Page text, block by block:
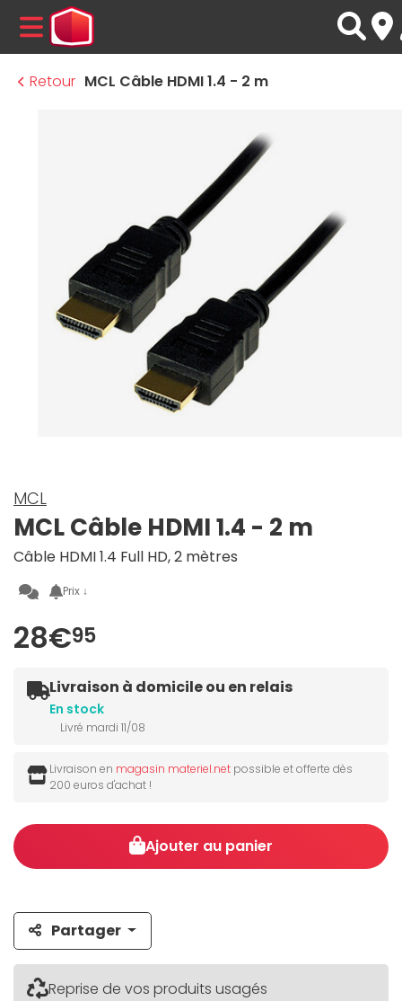
MENU
Retour MCL Câble HDMI 1.4 - 2 m
MCL
MCL Câble HDMI 1.4 - 2 m
Câble HDMI 1.4 Full HD, 2 mètres
Prix ↓
28€95
Livraison à domicile ou en relais
En stock
Livré mardi 11/08
Livraison en magasin materiel.net possible et offerte dès
200 euros d'achat !
Ajouter au panier
Partager
Reprise de vos produits usagés